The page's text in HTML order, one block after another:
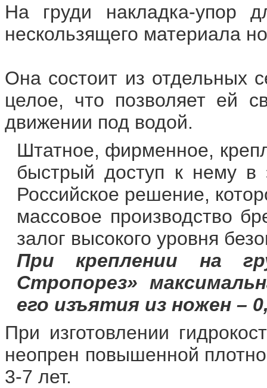
На груди накладка-упор
нескользящего материала
Она состоит из отдельных
целое, что позволяет ей
движении под водой.
Штатное, фирменное,
быстрый доступ к нему в
Российское решение,
массовое производство
залог высокого уровня
При креплении на
Стропорез»
его изъятия из ножен –
При изготовлении
неопрен повышенной
3-7 лет.